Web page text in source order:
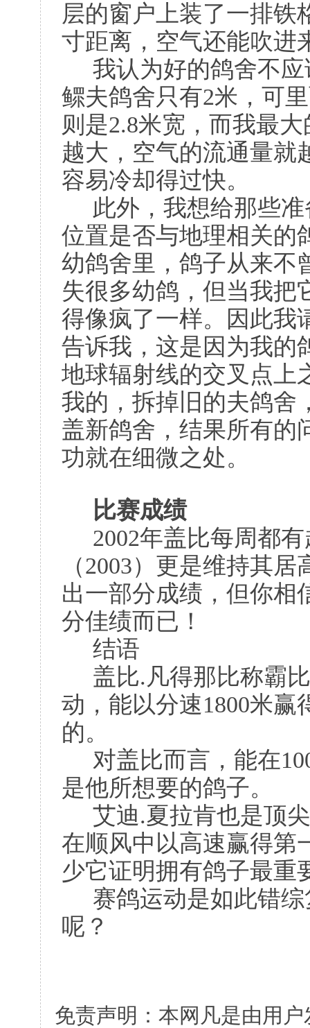
层的窗户上装了一排铁
寸距离，空气还能吹进
我认为好的鸽舍不
鳏夫鸽舍只有2米，可
则是2.8米宽，而我最
越大，空气的流通量就
容易冷却得过快。
此外，我想给那些
位置是否与地理相关的
幼鸽舍里，鸽子从来不
失很多幼鸽，但当我把
得像疯了一样。因此我
告诉我，这是因为我的
地球辐射线的交叉点上
我的，拆掉旧的夫鸽舍
盖新鸽舍，结果所有的
功就在细微之处。
比赛成绩
2002年盖比每周都
（2003）更是维持其
出一部分成绩，但你相
分佳绩而已！
结语
盖比.凡得那比称霸
动，能以分速1800米
的。
对盖比而言，能在
是他所想要的鸽子。
艾迪.夏拉肯也是顶
在顺风中以高速赢得第
少它证明拥有鸽子最重
赛鸽运动是如此错
呢？
免责声明：本网凡是由用